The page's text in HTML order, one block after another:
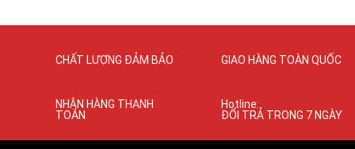
CHẤT LƯỢNG ĐẢM BẢO GIAO HÀNG TOÀN QUỐC
NHẬN HÀNG THANH
TOÁN
Hotline:
ĐỔI TRẢ TRONG 7 NGÀY